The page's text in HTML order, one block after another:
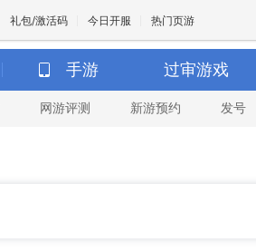
礼包/激活码 今日开服 热门页游
魔兽 DNF
手游 过审游戏
网游评测 新游预约 发号